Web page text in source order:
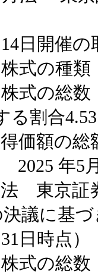
日開催
式の種類
式の総
る割合
価額の総
2025 年5
東京証
議に基
日時点）
式の総